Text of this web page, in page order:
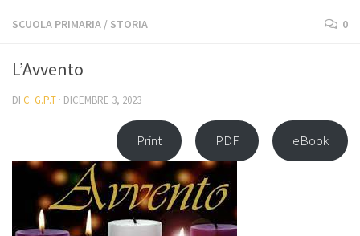
SCUOLA PRIMARIA / STORIA 0
L’Avvento
DI C. G.P.T · DICEMBRE 3, 2023
Print PDF eBook